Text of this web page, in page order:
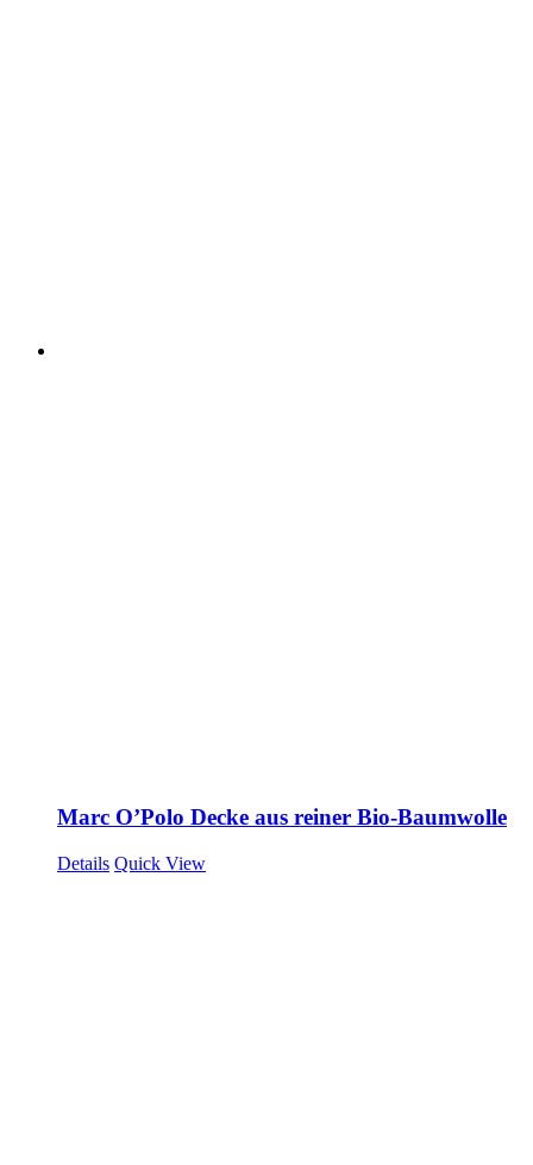
Marc O’Polo Decke aus reiner Bio-Baumwolle
Details Quick View